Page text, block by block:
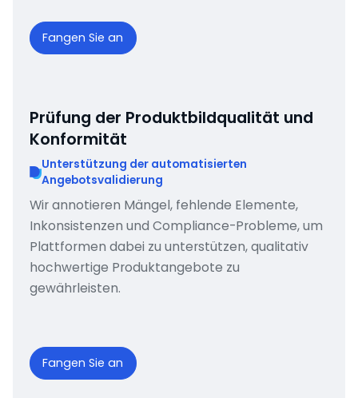
Fangen Sie an
Prüfung der Produktbildqualität und
Konformität
Unterstützung der automatisierten
Angebotsvalidierung
Wir annotieren Mängel, fehlende Elemente,
Inkonsistenzen und Compliance-Probleme, um
Plattformen dabei zu unterstützen, qualitativ
hochwertige Produktangebote zu
gewährleisten.
Fangen Sie an